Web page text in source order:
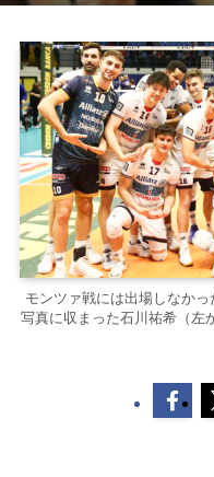
モンツァ戦には出場しなか
写真に収まった石川祐希（左